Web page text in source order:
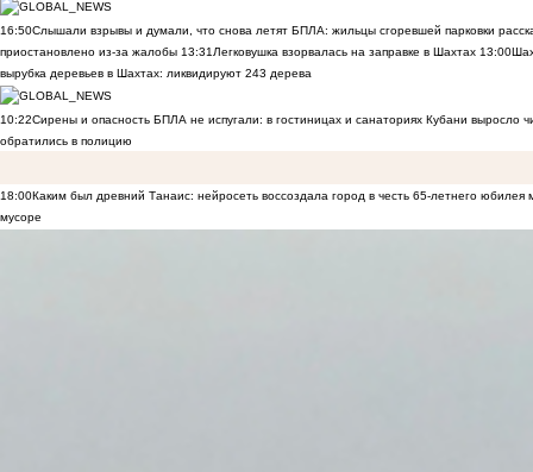
16:50Слышали взрывы и думали, что снова летят БПЛА: жильцы сгоревшей парковки
приостановлено из-за жалобы 13:31 Легковушка взорвалась на заправке в Шахтах 13:00
вырубка деревьев в Шахтах: ликвидируют 243 дерева
10:22Сирены и опасность БПЛА не испугали: в гостиницах и санаториях Кубани выросло
обратились в полицию
18:00Каким был древний Танаис: нейросеть воссоздала город в честь 65-летнего юбилея
мусоре